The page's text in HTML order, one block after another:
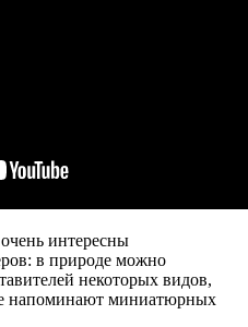
интересны
в природе можно
некоторых видов,
напоминают миниатюрных